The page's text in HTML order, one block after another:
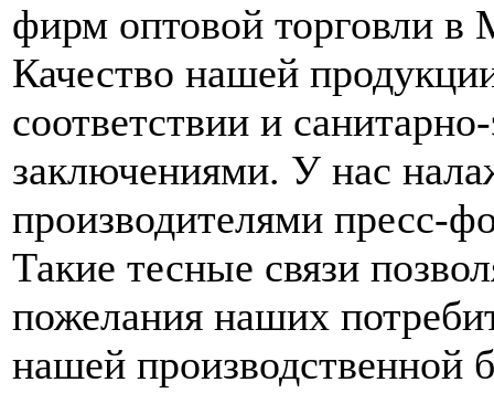
фирм оптовой торговли в
Качество нашей
соответствии и
заключениями. У нас
производителями пресс-
Такие тесные связи
пожелания наших
нашей производственной